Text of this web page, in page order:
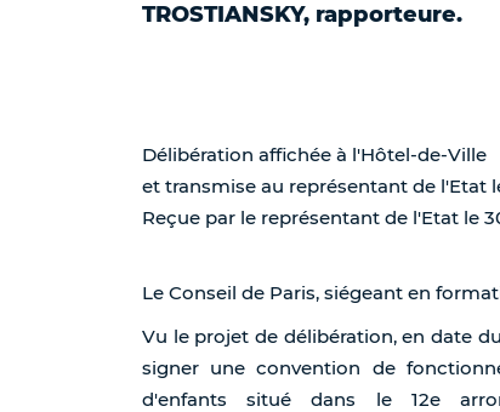
TROSTIANSKY, rapporteure.
Délibération affichée à l'Hôtel-de-Ville
et transmise au représentant de l'Etat
Reçue par le représentant de l'Etat le
Le Conseil de Paris, siégeant en
Vu le projet de délibération, en date
signer une convention de
d'enfants situé dans le 12e